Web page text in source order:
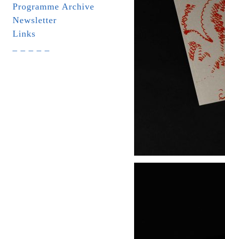
Programme Archive
Newsletter
Links